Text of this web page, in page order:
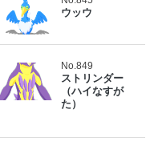
ウッウ
No.849
ストリンダー
（ハイなすが
た）